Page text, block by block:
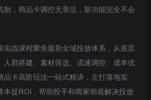
制，商品卡调控无章法，新功能完全不会
实战课程聚焦最新全域投放体系，从底层
人群搭建、素材筛选、流速调控、成本优
品卡高阶玩法一站式精讲，主打落地实
本提ROI，帮助投手和商家彻底解决投放